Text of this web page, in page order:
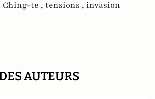
Ching-te , tensions , invasion
AUTEURS